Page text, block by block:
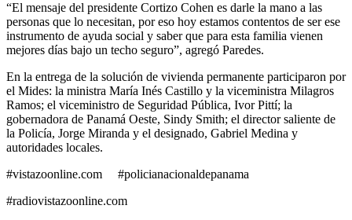
“El mensaje del presidente Cortizo Cohen es darle la mano a las
personas que lo necesitan, por eso hoy estamos contentos de ser ese
instrumento de ayuda social y saber que para esta familia vienen
mejores días bajo un techo seguro”, agregó Paredes.
En la entrega de la solución de vivienda permanente participaron por
el Mides: la ministra María Inés Castillo y la viceministra Milagros
Ramos; el viceministro de Seguridad Pública, Ivor Pittí; la
gobernadora de Panamá Oeste, Sindy Smith; el director saliente de
la Policía, Jorge Miranda y el designado, Gabriel Medina y
autoridades locales.
#vistazoonline.com #policianacionaldepanama
#radiovistazoonline.com